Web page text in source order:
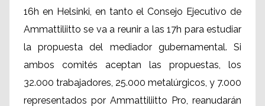
16h en Helsinki, en tanto el Consejo Ejecutivo de
Ammattiliitto se va a reunir a las 17h para estudiar
la propuesta del mediador gubernamental. Si
ambos comités aceptan las propuestas, los
32.000 trabajadores, 25.000 metalúrgicos, y 7.000
representados por Ammattiliitto Pro, reanudarán